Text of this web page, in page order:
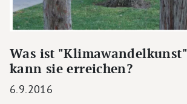
Was ist
kann sie erreichen?
6.9.2016